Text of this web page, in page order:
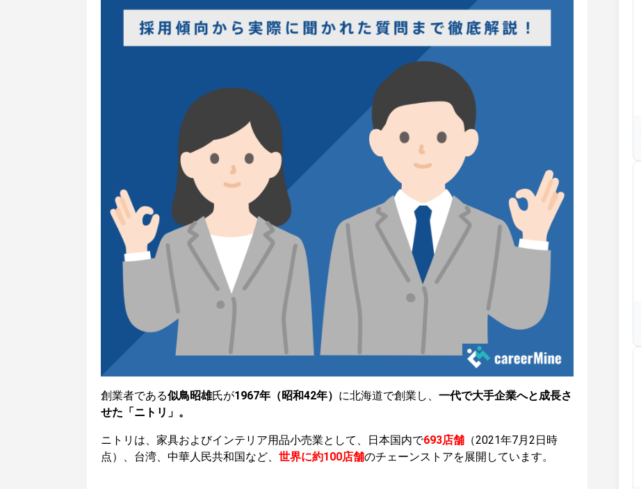
創業者である似鳥昭雄氏が1967年（昭和42年） に北海道で創業し、 一代で大手企業へと成長さ
せた「ニトリ」。
ニトリは、家具およびインテリア用品小売業として、日本国内で693店舗（2021年7月2日時
点）、台湾、中華人民共和国など、 世界に約100店舗のチェーンストアを展開しています。